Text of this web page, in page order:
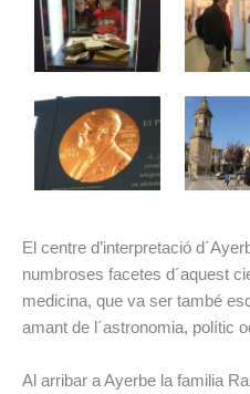
El centre d’interpretació
numbroses facetes d´aquest
medicina, que va ser també
amant de l´astronomia, polític
Al arribar a Ayerbe la familia